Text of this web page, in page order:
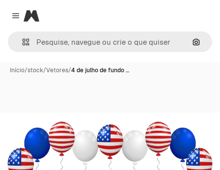
Close menu
Magnific
Início/stock/Vetores/4 de julho de fundo …